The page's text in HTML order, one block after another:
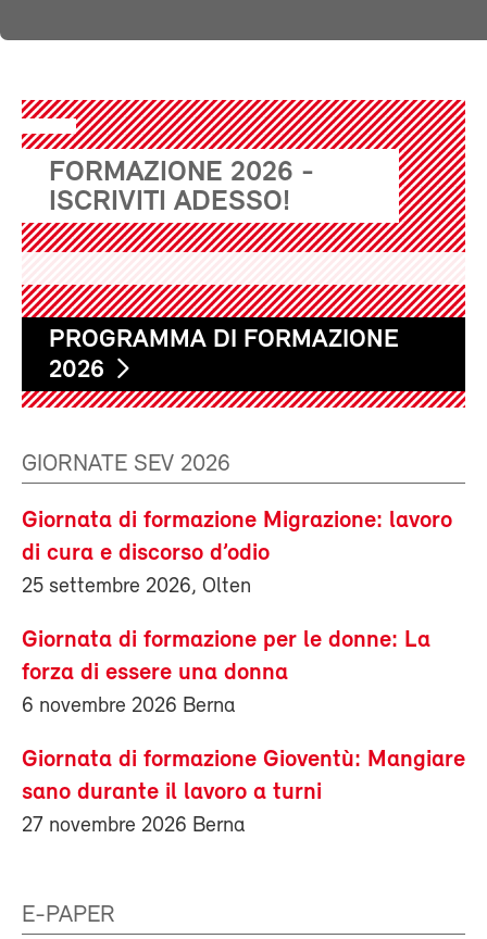
FORMAZIONE 2026 -
ISCRIVITI ADESSO!
PROGRAMMA DI FORMAZIONE
2026
GIORNATE SEV 2026
Giornata di formazione Migrazione: lavoro
di cura e discorso d’odio
25 settembre 2026, Olten
Giornata di formazione per le donne: La
forza di essere una donna
6 novembre 2026 Berna
Giornata di formazione Gioventù: Mangiare
sano durante il lavoro a turni
27 novembre 2026 Berna
E-PAPER